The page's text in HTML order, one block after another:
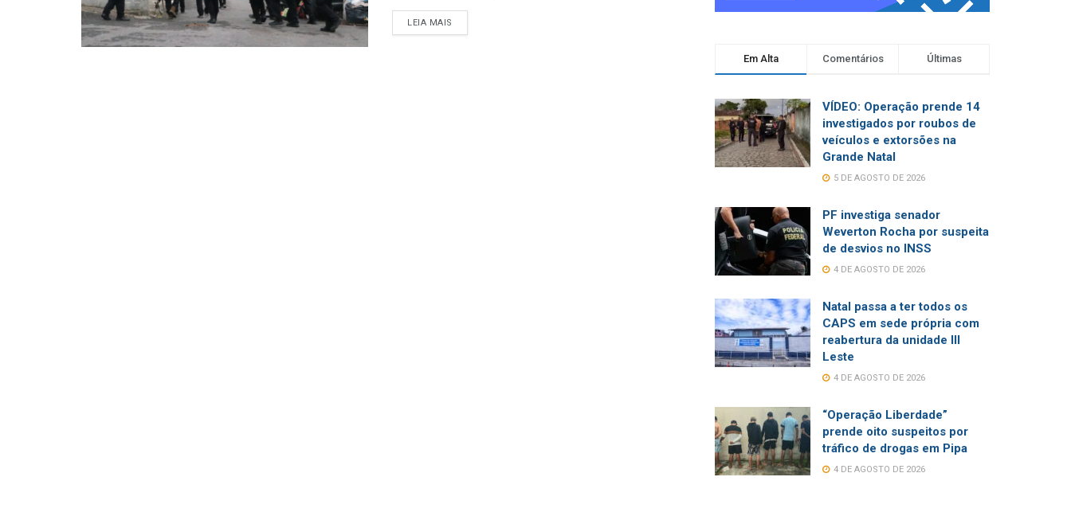
LEIA MAIS
Em Alta Comentários Últimas
VÍDEO: Operação prende 14
investigados por roubos de
veículos e extorsões na
Grande Natal
5 DE AGOSTO DE 2026
PF investiga senador
Weverton Rocha por suspeita
de desvios no INSS
4 DE AGOSTO DE 2026
Natal passa a ter todos os
CAPS em sede própria com
reabertura da unidade III
Leste
4 DE AGOSTO DE 2026
“Operação Liberdade”
prende oito suspeitos por
tráfico de drogas em Pipa
4 DE AGOSTO DE 2026